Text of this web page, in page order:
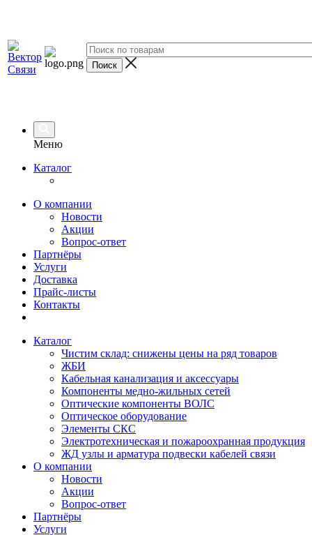
Меню
Каталог
О компании
Новости
Акции
Вопрос-ответ
Партнёры
Услуги
Доставка
Прайс-листы
Контакты
Каталог
Чистим склад: снижены цены на ряд товаров
ЖБИ
Кабельная канализация и аксессуары
Компоненты медно-жильных сетей
Оптические компоненты ВОЛС
Оптическое оборудование
Элементы СКС
Электротехническая и пожароохранная продукция
ЖД узлы и арматура подвески кабелей связи
О компании
Новости
Акции
Вопрос-ответ
Партнёры
Услуги